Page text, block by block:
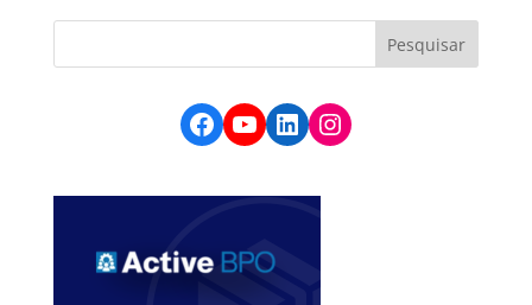
Facebook
YouTube
LinkedIn
Instagram